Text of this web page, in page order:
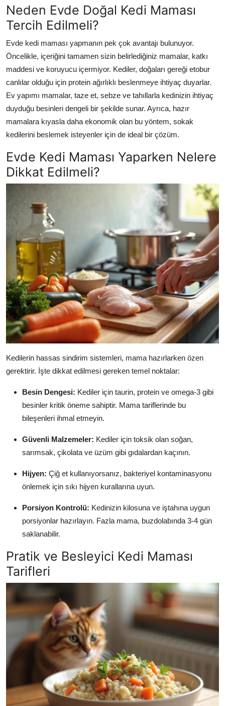
Neden Evde Doğal Kedi Maması
Tercih Edilmeli?
Evde kedi maması yapmanın pek çok avantajı bulunuyor.
Öncelikle, içeriğini tamamen sizin belirlediğiniz mamalar, katkı
maddesi ve koruyucu içermiyor. Kediler, doğaları gereği etobur
canlılar olduğu için protein ağırlıklı beslenmeye ihtiyaç duyarlar.
Ev yapımı mamalar, taze et, sebze ve tahıllarla kedinizin ihtiyaç
duyduğu besinleri dengeli bir şekilde sunar. Ayrıca, hazır
mamalara kıyasla daha ekonomik olan bu yöntem, sokak
kedilerini beslemek isteyenler için de ideal bir çözüm.
Evde Kedi Maması Yaparken Nelere
Dikkat Edilmeli?
Kedilerin hassas sindirim sistemleri, mama hazırlarken özen
gerektirir. İşte dikkat edilmesi gereken temel noktalar:
Besin Dengesi: Kediler için taurin, protein ve omega-3 gibi
besinler kritik öneme sahiptir. Mama tariflerinde bu
bileşenleri ihmal etmeyin.
Güvenli Malzemeler: Kediler için toksik olan soğan,
sarımsak, çikolata ve üzüm gibi gıdalardan kaçının.
Hijyen: Çiğ et kullanıyorsanız, bakteriyel kontaminasyonu
önlemek için sıkı hijyen kurallarına uyun.
Porsiyon Kontrolü: Kedinizin kilosuna ve iştahına uygun
porsiyonlar hazırlayın. Fazla mama, buzdolabında 3-4 gün
saklanabilir.
Pratik ve Besleyici Kedi Maması
Tarifleri